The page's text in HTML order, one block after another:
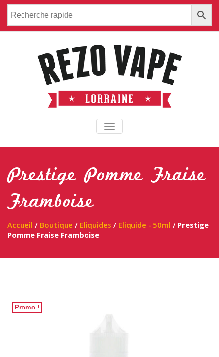
TOGGLE NAVIGATION
Prestige Pomme Fraise
Framboise
Accueil / Boutique / Eliquides / Eliquide - 50ml / Prestige
Pomme Fraise Framboise
Promo !